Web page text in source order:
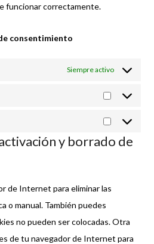
funcionar correctamente.
consentimiento
Siempre activo
y borrado de
de Internet para eliminar las
o manual. También puedes
no pueden ser colocadas. Otra
de tu navegador de Internet para